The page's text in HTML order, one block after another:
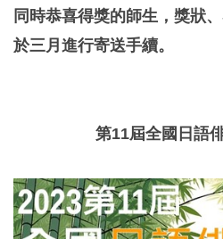
同時恭喜得獎的師生，獎狀
於三月進行
第11屆全國日語